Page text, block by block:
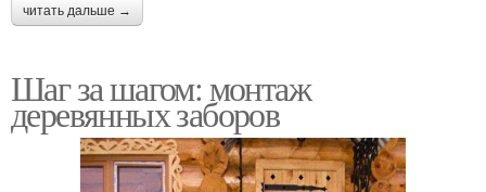
читать дальше →
Шаг за шагом: монтаж
деревянных заборов